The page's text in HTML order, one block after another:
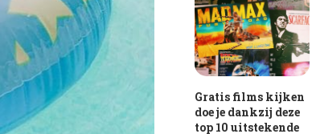
Gratis films kijken
doe je dankzij deze
top 10 uitstekende